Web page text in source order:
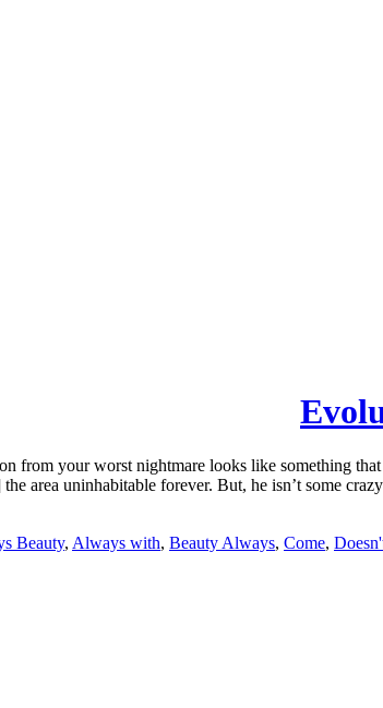
your worst nightmare looks like something
the area uninhabitable forever. But, he isn’t some
Beauty, Always with, Beauty Always, Come,